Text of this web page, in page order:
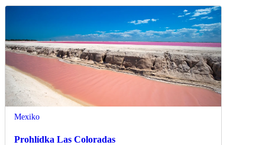
Mexiko
Prohlídka Las Coloradas